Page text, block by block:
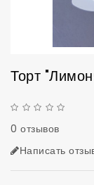
Торт
0 отзывов
Написать